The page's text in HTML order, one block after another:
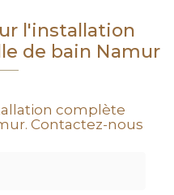
l'installation
de bain Namur
complète
Contactez-nous